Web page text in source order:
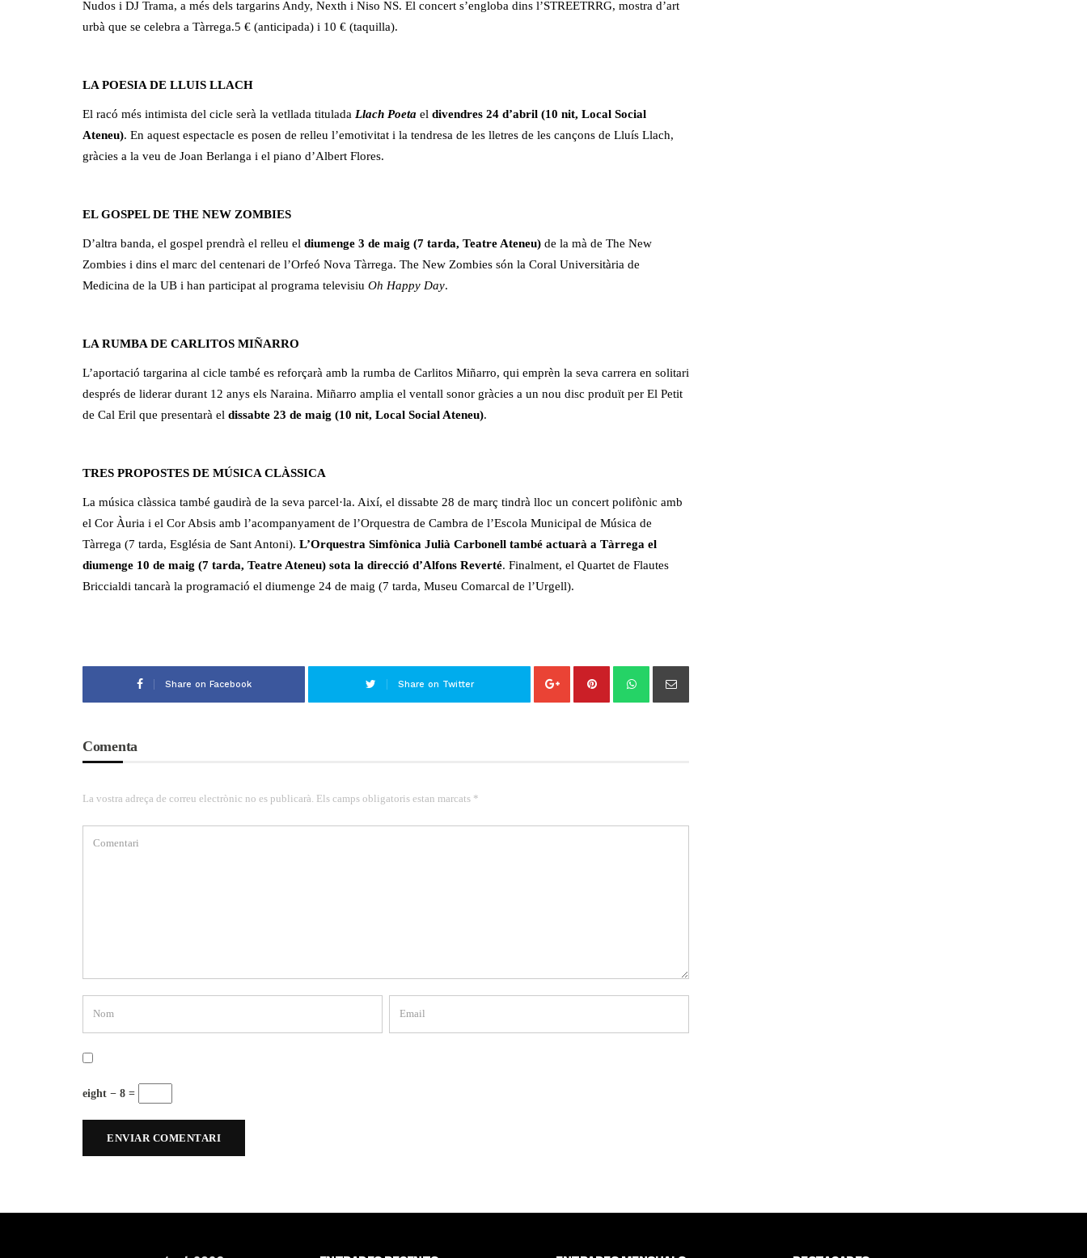
Nudos i DJ Trama, a més dels targarins Andy, Nexth i Niso NS. El concert s’engloba dins l’STREETRRG, mostra d’art
urbà que se celebra a Tàrrega.5 € (anticipada) i 10 € (taquilla).
LA POESIA DE LLUIS LLACH
El racó més intimista del cicle serà la vetllada titulada Llach Poeta el divendres 24 d’abril (10 nit, Local Social
Ateneu). En aquest espectacle es posen de relleu l’emotivitat i la tendresa de les lletres de les cançons de Lluís Llach,
gràcies a la veu de Joan Berlanga i el piano d’Albert Flores.
EL GOSPEL DE THE NEW ZOMBIES
D’altra banda, el gospel prendrà el relleu el diumenge 3 de maig (7 tarda, Teatre Ateneu) de la mà de The New
Zombies i dins el marc del centenari de l’Orfeó Nova Tàrrega. The New Zombies són la Coral Universitària de
Medicina de la UB i han participat al programa televisiu Oh Happy Day.
LA RUMBA DE CARLITOS MIÑARRO
L’aportació targarina al cicle també es reforçarà amb la rumba de Carlitos Miñarro, qui emprèn la seva carrera en solitari
després de liderar durant 12 anys els Naraina. Miñarro amplia el ventall sonor gràcies a un nou disc produït per El Petit
de Cal Eril que presentarà el dissabte 23 de maig (10 nit, Local Social Ateneu).
TRES PROPOSTES DE MÚSICA CLÀSSICA
La música clàssica també gaudirà de la seva parcel·la. Així, el dissabte 28 de març tindrà lloc un concert polifònic amb
el Cor Àuria i el Cor Absis amb l’acompanyament de l’Orquestra de Cambra de l’Escola Municipal de Música de
Tàrrega (7 tarda, Església de Sant Antoni). L’Orquestra Simfònica Julià Carbonell també actuarà a Tàrrega el
diumenge 10 de maig (7 tarda, Teatre Ateneu) sota la direcció d’Alfons Reverté. Finalment, el Quartet de Flautes
Briccialdi tancarà la programació el diumenge 24 de maig (7 tarda, Museu Comarcal de l’Urgell).
Share on Facebook Share on Twitter
Comenta
La vostra adreça de correu electrònic no es publicarà. Els camps obligatoris estan marcats *
eight − 8 =